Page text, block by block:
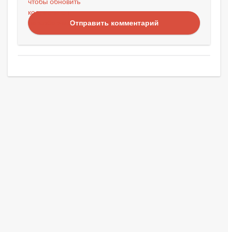
Отправить комментарий